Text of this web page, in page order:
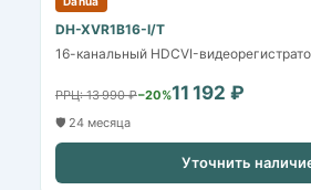
DH-XVR1B16-I/T
16-канальный HDCVI-
РРЦ: 13 990 ₽−20%11 192 ₽
🛡️ 24 месяца
Уточнить